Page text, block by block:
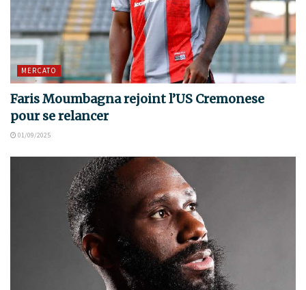
MERCATO
Faris Moumbagna rejoint l’US Cremonese
pour se relancer
01/09/2025